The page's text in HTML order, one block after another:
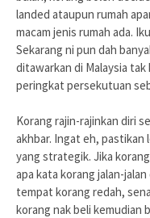
landed ataupun rumah
macam jenis rumah ada.
Sekarang ni pun dah
ditawarkan di Malaysia
peringkat persekutuan
Korang rajin-rajinkan diri
akhbar. Ingat eh, pastikan
yang strategik. Jika
apa kata korang jalan-
tempat korang redah,
korang nak beli kemudian